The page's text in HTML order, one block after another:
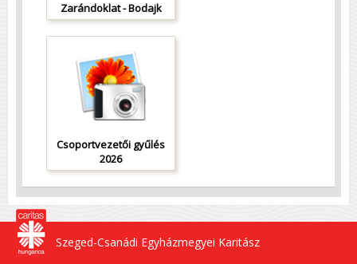
Zarándoklat - Bodajk
Csoportvezetői gyűlés
2026
Szeged-Csanádi Egyházmegyei Karitász